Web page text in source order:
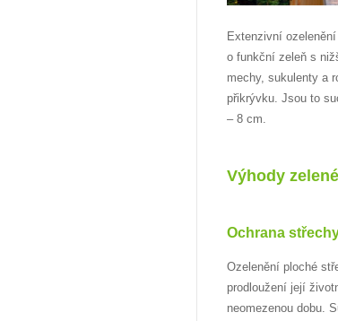
Extenzivní
o funkční zeleň s
mechy, sukulenty a
přikrývku. Jsou to
– 8 cm.
Výhody
Ochrana
Ozelenění ploché
prodloužení její
neomezenou dobu.